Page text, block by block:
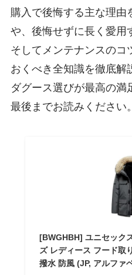
購入で後悔する主な理由
や、後悔せずに長く愛用
そしてメンテナンスのコ
おくべき全知識を徹底解
ダグース選びが最高の満
最後までお読みください。
[BWGHBH] ユニセック
ズ レディース フード取
撥水 防風 (JP, アルファ